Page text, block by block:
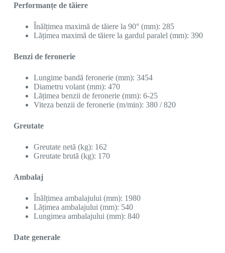
Performanțe de tăiere
Înălțimea maximă de tăiere la 90° (mm): 285
Lățimea maximă de tăiere la gardul paralel (mm): 390
Benzi de feronerie
Lungime bandă feronerie (mm): 3454
Diametru volant (mm): 470
Lățimea benzii de feronerie (mm): 6-25
Viteza benzii de feronerie (m/min): 380 / 820
Greutate
Greutate netă (kg): 162
Greutate brută (kg): 170
Ambalaj
Înălțimea ambalajului (mm): 1980
Lățimea ambalajului (mm): 540
Lungimea ambalajului (mm): 840
Date generale